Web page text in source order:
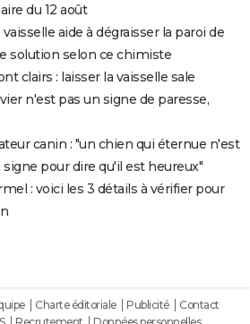
du 12 août
aide à dégraisser la paroi de
solution selon ce chimiste
clairs : laisser la vaisselle sale
n'est pas un signe de paresse,
canin : "un chien qui éternue n'est
signe pour dire qu'il est heureux"
: voici les 3 détails à vérifier pour
Charte éditoriale Publicité
Contact